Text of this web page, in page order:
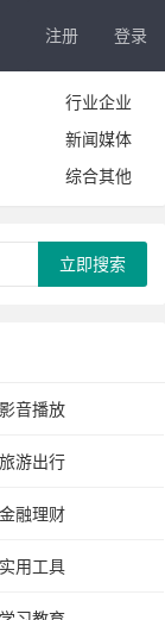
注册 登录
行业企业
新闻媒体
综合其他
立即搜索
影音播放
旅游出行
金融理财
实用工具